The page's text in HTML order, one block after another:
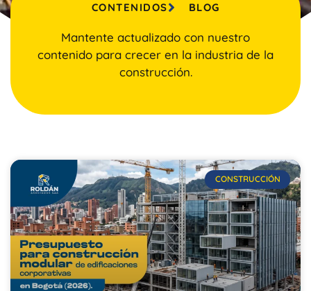
CONTENIDOS BLOG
Mantente actualizado con nuestro
contenido para crecer en la industria de la
construcción.
CONSTRUCCIÓN